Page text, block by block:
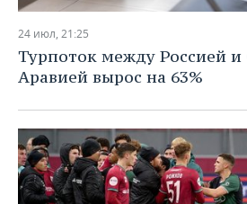
24 июл, 21:25
Турпоток между Россией и
Аравией вырос на 63%